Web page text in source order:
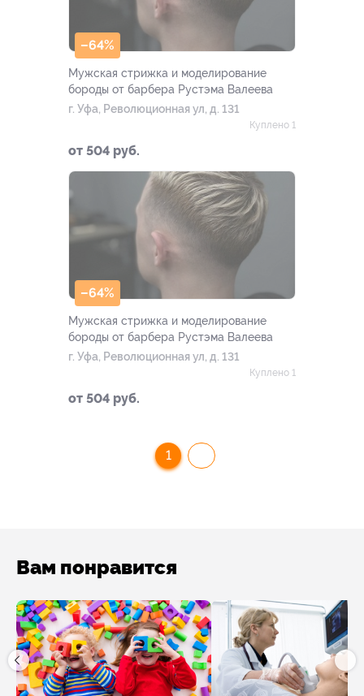
–64%
Мужская стрижка и моделирование
бороды от барбера Рустэма Валеева
г. Уфа, Революционная ул, д. 131
от 504 руб.
Куплено 1
–64%
Мужская стрижка и моделирование
бороды от барбера Рустэма Валеева
г. Уфа, Революционная ул, д. 131
от 504 руб.
Куплено 1
1
Вам понравится